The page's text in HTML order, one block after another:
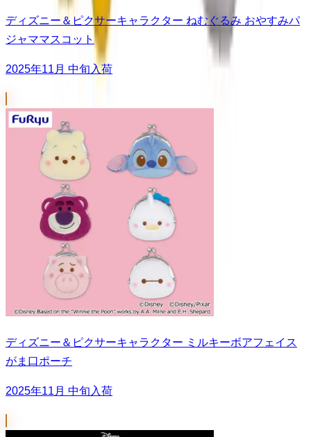
ディズニー＆ピクサーキャラクター ねむぐるみ おやすみパ
ジャママスコット
2025年11月 中旬入荷
ディズニー＆ピクサーキャラクター ミルキーボアフェイス
がま口ポーチ
2025年11月 中旬入荷